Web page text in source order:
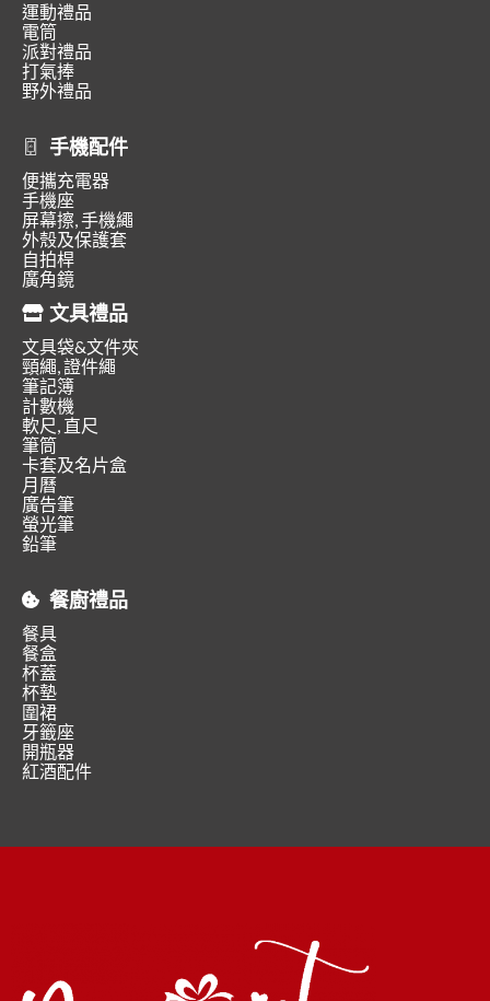
運動禮品
電筒
派對禮品
打氣捧
野外禮品
手機配件
便攜充電器
手機座
屏幕擦, 手機繩
外殼及保護套
自拍桿
廣角鏡
文具禮品
文具袋&文件夾
頸繩, 證件繩
筆記簿
計數機
軟尺, 直尺
筆筒
卡套及名片盒
月曆
廣告筆
螢光筆
鉛筆
餐廚禮品
餐具
餐盒
杯蓋
杯墊
圍裙
牙籤座
開瓶器
紅酒配件